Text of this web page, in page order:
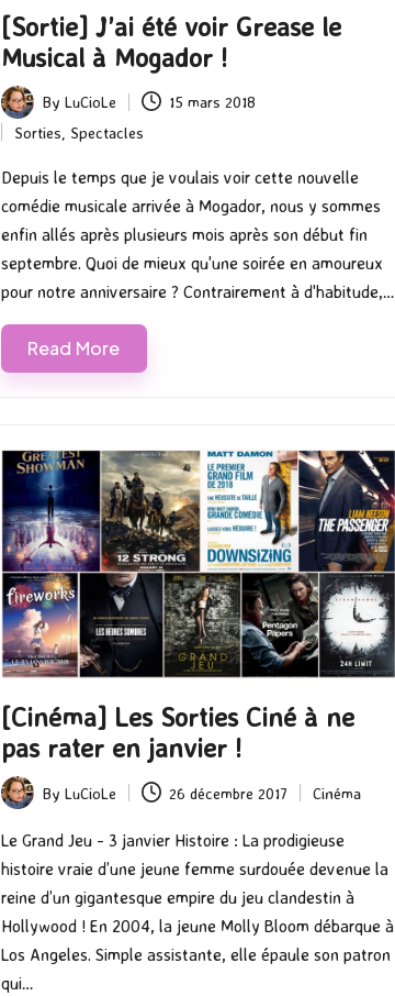
[Sortie] J’ai été voir Grease le
Musical à Mogador !
Posted
by
By LuCioLe 15 mars 2018
Posted
in
Sorties Spectacles
Depuis le temps que je voulais voir cette nouvelle
comédie musicale arrivée à Mogador, nous y sommes
enfin allés après plusieurs mois après son début fin
septembre. Quoi de mieux qu'une soirée en amoureux
pour notre anniversaire ? Contrairement à d'habitude,…
Read More
[Cinéma] Les Sorties Ciné à ne
pas rater en janvier !
Posted
by
By LuCioLe 26 décembre 2017
Posted
Cinéma
Le Grand Jeu - 3 janvier Histoire : La prodigieuse
histoire vraie d’une jeune femme surdouée devenue la
reine d’un gigantesque empire du jeu clandestin à
Hollywood ! En 2004, la jeune Molly Bloom débarque à
Los Angeles. Simple assistante, elle épaule son patron
qui…